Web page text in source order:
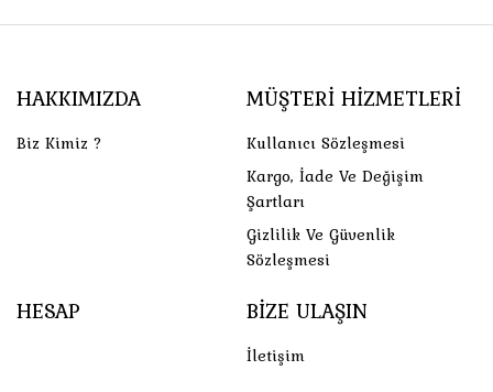
HAKKIMIZDA
Biz Kimiz ?
MÜŞTERI HIZMETLERI
Kullanıcı Sözleşmesi
Kargo, İade Ve Değişim
Şartları
Gizlilik Ve Güvenlik
Sözleşmesi
HESAP BIZE ULAŞIN
İletişim